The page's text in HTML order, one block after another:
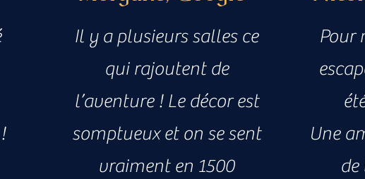
Il y a plusieurs salles ce
qui rajoutent de
l’aventure ! Le décor est
somptueux et on se sent
vraiment en 1500
Pour
Une
de